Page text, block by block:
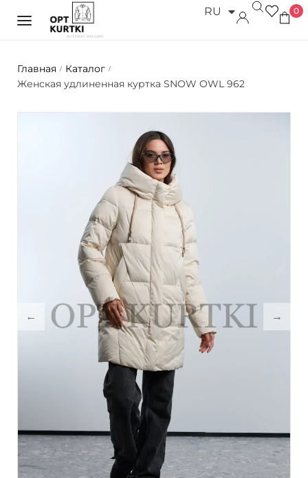
RU
UK 0
Главная / Каталог /
Женская удлиненная куртка SNOW OWL 962